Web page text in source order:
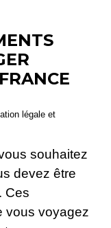
légale et
souhaitez
devez être
Ces
vous voyagez